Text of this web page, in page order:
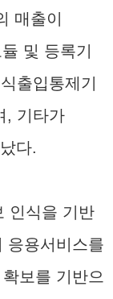
매출이
및 등록기
출입통제기
, 기타가
다.
인식을 기반
응용서비스를
보를 기반으